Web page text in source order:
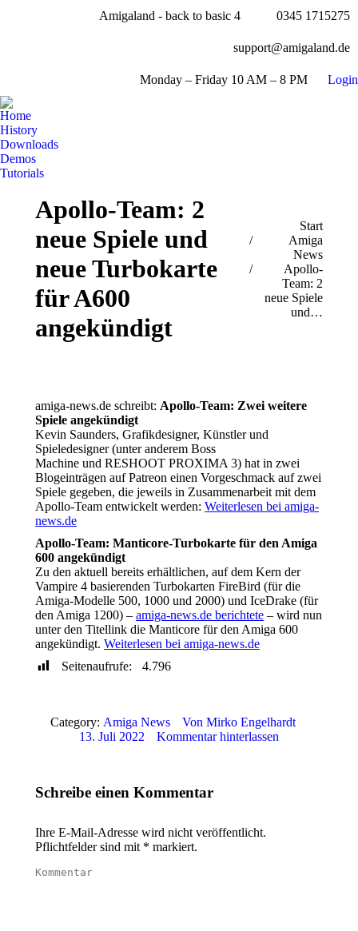
window
in
new
window
opens
in
new
window
Mail
page
opens
in
new
Amigaland - back to basic 4 0345 1715275
support@amigaland.de
Monday – Friday 10 AM – 8 PM Login
Home
History
Downloads
Demos
Tutorials
Apollo-Team: 2
neue Spiele und
neue Turbokarte
für A600
angekündigt
Sie befinden sich hier:
Start
Amiga
News
Apollo-
Team: 2
neue Spiele
und…
amiga-news.de schreibt: Apollo-Team: Zwei weitere
Spiele angekündigt
Kevin Saunders, Grafikdesigner, Künstler und
Spieledesigner (unter anderem Boss
Machine und RESHOOT PROXIMA 3) hat in zwei
Blogeinträgen auf Patreon einen Vorgeschmack auf zwei
Spiele gegeben, die jeweils in Zusammenarbeit mit dem
Apollo-Team entwickelt werden: Weiterlesen bei amiga-
news.de
Apollo-Team: Manticore-Turbokarte für den Amiga
600 angekündigt
Zu den aktuell bereits erhältlichen, auf dem Kern der
Vampire 4 basierenden Turbokarten FireBird (für die
Amiga-Modelle 500, 1000 und 2000) und IceDrake (für
den Amiga 1200) – amiga-news.de berichtete – wird nun
unter den Titellink die Manticore für den Amiga 600
angekündigt. Weiterlesen bei amiga-news.de
Seitenaufrufe:
4.796
Category: Amiga News Von Mirko Engelhardt
13. Juli 2022
Kommentar hinterlassen
Schreibe einen Kommentar
Ihre E-Mail-Adresse wird nicht veröffentlicht.
Pflichtfelder sind mit * markiert.
Kommentar